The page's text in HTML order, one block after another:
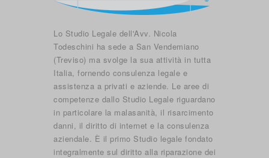
Lo Studio Legale dell'Avv. Nicola
Todeschini ha sede a San Vendemiano
(Treviso) ma svolge la sua attività in tutta
Italia, fornendo consulenza legale e
assistenza a privati e aziende. Le aree di
competenze dallo Studio Legale riguardano
in particolare la malasanità, il risarcimento
danni, il diritto di internet e la consulenza
aziendale. È il primo Studio legale fondato
integralmente sul diritto alla riparazione dei